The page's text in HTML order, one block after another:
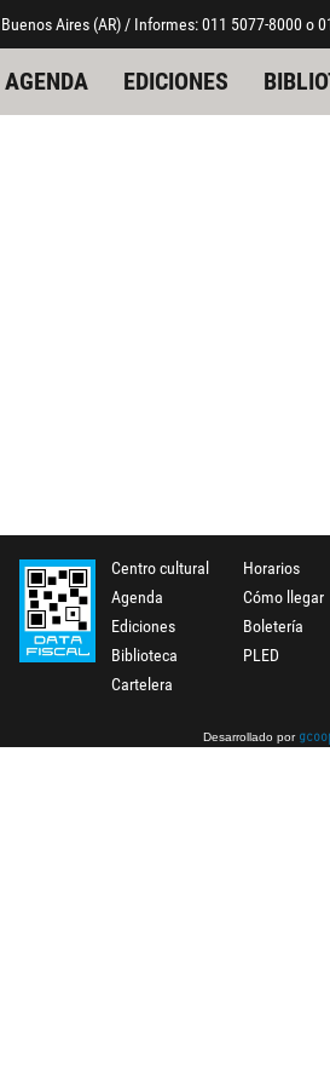
Aires (AR) / Informes: 011 5077-8000
AGENDA EDICIONES
Centro cultural
Agenda
Ediciones
Biblioteca
Cartelera
Horarios
Cómo llegar
Boletería
PLED
Desarrollado por